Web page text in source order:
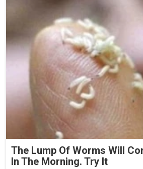
The Lump Of Worms Will
In The Morning. Try It